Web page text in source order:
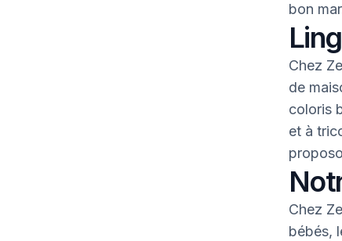
bon
Chez
de
coloris
et à
Chez
bébés,